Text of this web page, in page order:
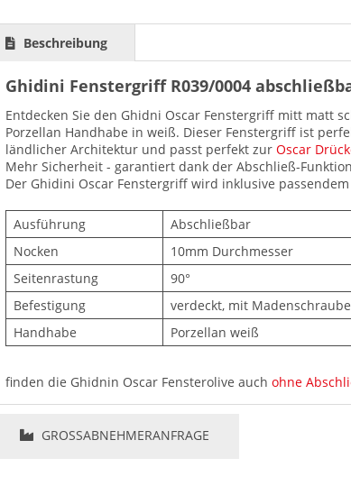
Beschreibung
Ghidini Fenstergriff R039/0004
Entdecken Sie den Ghidni Oscar Fenstergriff mitt matt
Porzellan Handhabe in weiß. Dieser Fenstergriff ist
ländlicher Architektur und passt perfekt zur Oscar
Mehr Sicherheit - garantiert dank der Abschließ-
Der Ghidini Oscar Fenstergriff wird inklusive
Ausführung
Abschließbar
Nocken
10mm Durchmesser
Seitenrastung
90°
Befestigung
verdeckt, mit
Handhabe
Porzellan weiß
finden die Ghidnin Oscar Fensterolive auch ohne
GROSSABNEHMERANFRAGE